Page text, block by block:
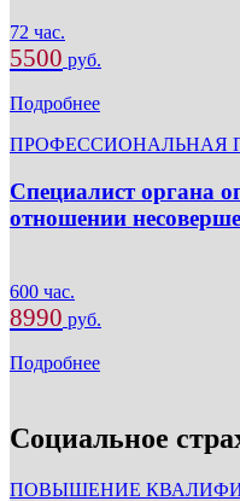
72 час.
5500 руб.
Подробнее
ПРОФЕССИОНАЛЬНАЯ
Специалист органа
отношении
600 час.
8990 руб.
Подробнее
Социальное
ПОВЫШЕНИЕ